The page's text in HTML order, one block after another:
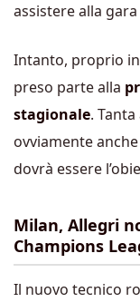
assistere alla
Intanto, proprio
preso parte alla
stagionale.
ovviamente
dovrà essere
Milan, Allegri
Champions
Il nuovo tecnico